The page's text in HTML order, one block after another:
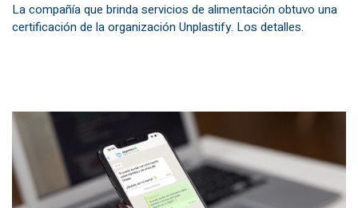
La compañía que brinda servicios de alimentación obtuvo una
certificación de la organización Unplastify. Los detalles.